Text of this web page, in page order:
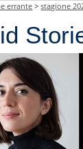
errante >stagione